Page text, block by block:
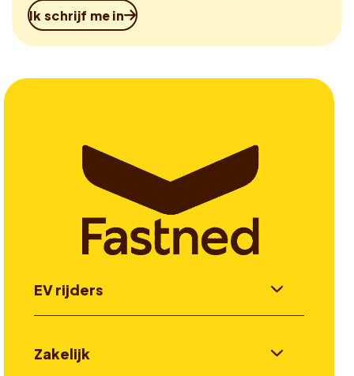
Ik schrijf me in
EV rijders
Zakelijk